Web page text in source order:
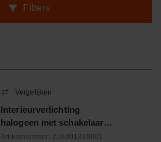
Filters
Vergelijken
Interieurverlichting
halogeen met schakelaar
rechthoek 12/24V
Artikelnummer: 2JA001330001